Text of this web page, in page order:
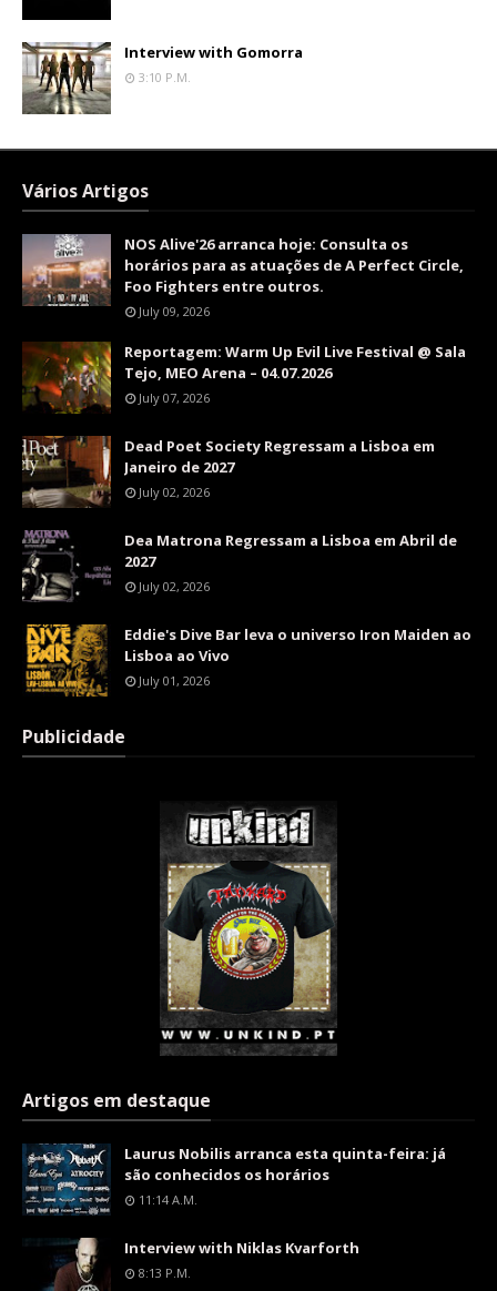
Interview with Gomorra
3:10 P.m.
Vários Artigos
NOS Alive'26 arranca hoje: Consulta os
horários para as atuações de A Perfect Circle,
Foo Fighters entre outros.
July 09, 2026
Reportagem: Warm Up Evil Live Festival @ Sala
Tejo, MEO Arena – 04.07.2026
July 07, 2026
Dead Poet Society Regressam a Lisboa em
Janeiro de 2027
July 02, 2026
Dea Matrona Regressam a Lisboa em Abril de
2027
July 02, 2026
Eddie's Dive Bar leva o universo Iron Maiden ao
Lisboa ao Vivo
July 01, 2026
Publicidade
Artigos em destaque
Laurus Nobilis arranca esta quinta-feira: já
são conhecidos os horários
11:14 A.m.
Interview with Niklas Kvarforth
8:13 P.m.